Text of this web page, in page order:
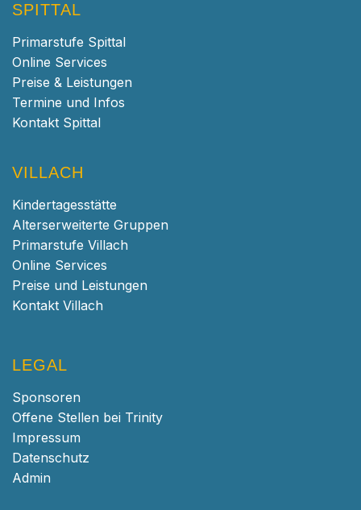
SPITTAL
Primarstufe Spittal
Online Services
Preise & Leistungen
Termine und Infos
Kontakt Spittal
VILLACH
Kindertagesstätte
Alterserweiterte Gruppen
Primarstufe Villach
Online Services
Preise und Leistungen
Kontakt Villach
LEGAL
Sponsoren
Offene Stellen bei Trinity
Impressum
Datenschutz
Admin